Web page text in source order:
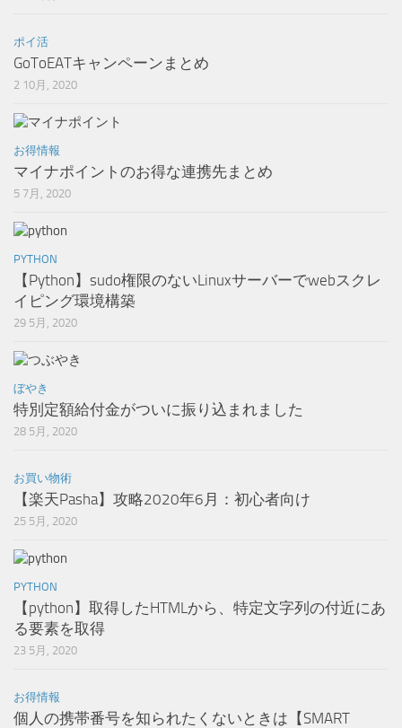
ポイ活
GoToEATキャンペーンまとめ
2 10月, 2020
お得情報
マイナポイントのお得な連携先まとめ
5 7月, 2020
PYTHON
【Python】sudo権限のないLinuxサーバーでwebスクレ
イピング環境構築
29 5月, 2020
ぼやき
特別定額給付金がついに振り込まれました
28 5月, 2020
お買い物術
【楽天Pasha】攻略2020年6月：初心者向け
25 5月, 2020
PYTHON
【python】取得したHTMLから、特定文字列の付近にあ
る要素を取得
23 5月, 2020
お得情報
個人の携帯番号を知られたくないときは【SMART